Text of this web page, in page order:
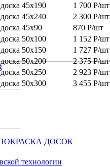
45х190
1 700 Р/шт
45х240
2 300 Р/шт
45х90
870 Р/шт
50х100
1 152 Р/шт
50х150
1 727 Р/шт
50х200
2 375 Р/шт
50х250
2 923 Р/шт
50х300
3 455 Р/шт
ДОСОК
технологии